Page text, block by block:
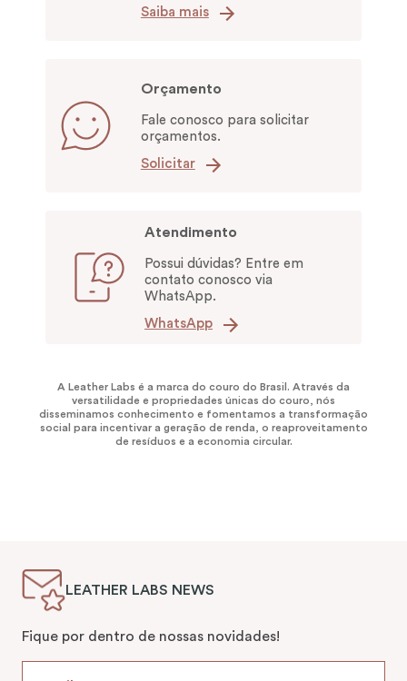
Saiba mais
Orçamento
Fale conosco para solicitar
orçamentos.
Solicitar
Atendimento
Possui dúvidas? Entre em
contato conosco via
WhatsApp.
WhatsApp
A Leather Labs é a marca do couro do Brasil. Através da
versatilidade e propriedades únicas do couro, nós
disseminamos conhecimento e fomentamos a transformação
social para incentivar a geração de renda, o reaproveitamento
de resíduos e a economia circular.
LEATHER LABS NEWS
Fique por dentro de nossas novidades!